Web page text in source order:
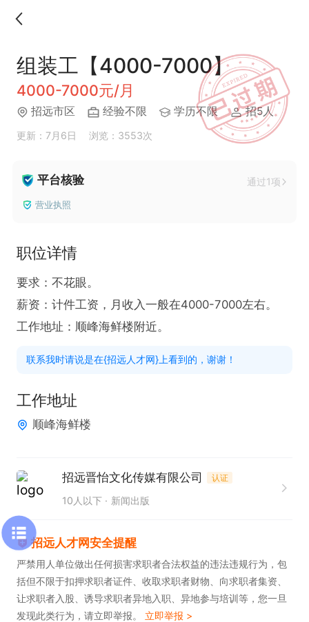
组装工【4000-7000】
4000-7000元/月
招远市区 经验不限 学历不限 招5人
更新：7月6日 浏览：3553次
平台核验 通过1项
营业执照
职位详情
要求：不花眼。
薪资：计件工资，月收入一般在4000-7000左右。
工作地址：顺峰海鲜楼附近。
联系我时请说是在{招远人才网}上看到的，谢谢！
工作地址
顺峰海鲜楼
招远晋怡文化传媒有限公司 认证
10人以下 新闻出版
招远人才网安全提醒
严禁用人单位做出任何损害求职者合法权益的违法违规行为，包
括但不限于扣押求职者证件、收取求职者财物、向求职者集资、
让求职者入股、诱导求职者异地入职、异地参与培训等，您一旦
发现此类行为，请立即举报。 立即举报 >